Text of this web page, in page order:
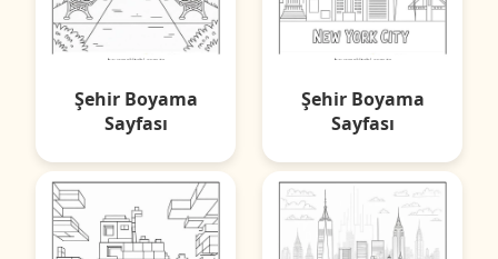
Şehir Boyama
Sayfası
Şehir Boyama
Sayfası